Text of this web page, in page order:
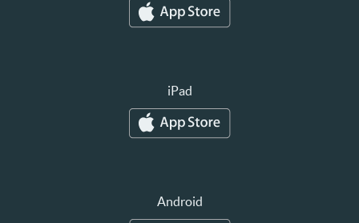
iPad
Android